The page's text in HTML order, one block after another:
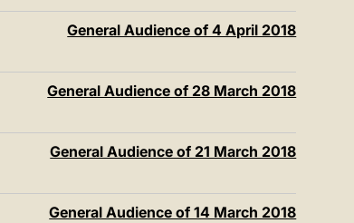
General Audience of 4 April 2018
General Audience of 28 March 2018
General Audience of 21 March 2018
General Audience of 14 March 2018